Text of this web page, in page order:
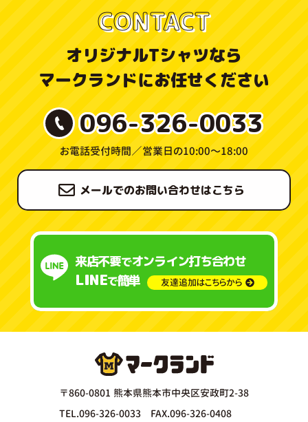
CONTACT
オリジナルTシャツなら
マークランドにお任せください
096-326-0033
お電話受付時間／営業日の10:00〜18:00
メールでのお問い合わせはこちら
来店不要でオンライン打ち合わせ
LINEで簡単 友達追加はこちらから
〒860-0801 熊本県熊本市中央区安政町2-38
TEL.096-326-0033 FAX.096-326-0408